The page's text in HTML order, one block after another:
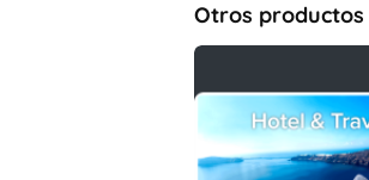
Otros